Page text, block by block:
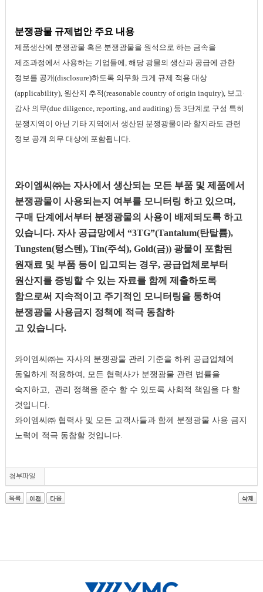
분쟁광물 규제법안 주요 내용
제품생산에 분쟁광물 혹은 분쟁광물을 원석으로 하는 금속을
제조과정에서 사용하는 기업들에 해당 광물의 생산과 공급에 관한
정보를 공개(disclosure)하도록 의무화 크게 규제 적용 대상
(applicability), 원산지 추적(reasonable country of origin inquiry), 보고·
감사 의무(due diligence, reporting, and auditing) 등 3단계로 구성 특히
분쟁지역이 아닌 기타 지역에서 생산된 분쟁광물이라 할지라도 관련
정보 공개 의무 대상에 포함됩니다.
와이엠씨㈜는 자사에서 생산되는 모든 부품 및 제품에서
분쟁광물이 사용되는지 여부를 모니터링 하고 있으며,
구매 단계에서부터 분쟁광물의 사용이 배제되도록 하고
있습니다. 자사 공급망에서 “3TG”(Tantalum(탄탈륨),
Tungsten(텅스텐 ), Tin(주석), Gold(금)) 광물이 포함된
원재료 및 부품 등이 입고되는 경우, 공급업체로부터
원산지를 증빙할 수 있는 자료를 함께 제출하도록
함으로써 지속적이고 주기적인 모니터링을 통하여
분쟁광물 사용금지 정책에 적극 동참하
고 있습니다.
와이엠씨㈜는 자사의 분쟁광물 관리 기준을 하위 공급업체에
동일하게
적용하여 모든 협력사가 분쟁광물 관련 법률을
숙지하고
관리 정책을 준수 할 수 있도록 사회적 책임을 다 할
것입니다.
와이엠씨㈜ 협력사 및 모든 고객사들과 함께 분쟁광물 사용 금지
노력에
적극 동참할 것입니다.
첨부파일